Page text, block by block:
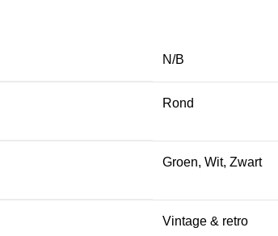
N/B
Rond
Groen, Wit, Zwart
Vintage & retro